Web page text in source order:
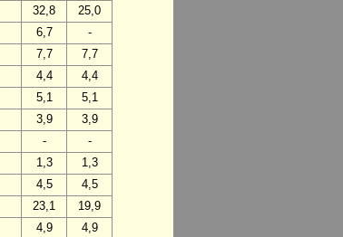
32,8
25,0
6,7
-
7,7
7,7
4,4
4,4
5,1
5,1
3,9
3,9
-
-
1,3
1,3
4,5
4,5
23,1
19,9
4,9
4,9